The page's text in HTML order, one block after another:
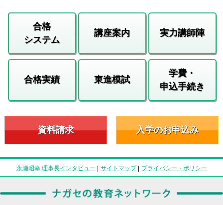
合格
システム
講座案内 実力講師陣
合格実績 東進模試
学費・
申込手続き
資料請求 入学のお申込み
永瀬昭幸 理事長インタビュー | サイトマップ| プライバシー・ポリシー